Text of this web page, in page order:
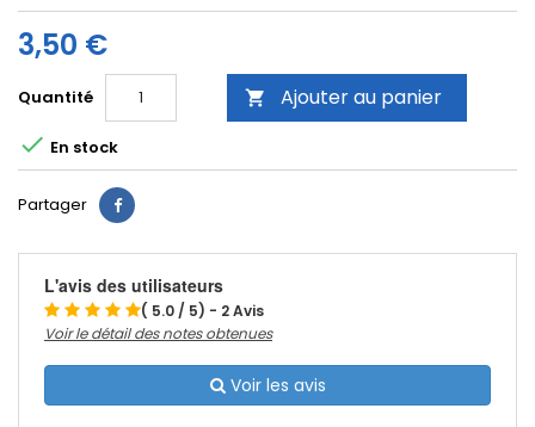
3,50 €
Quantité  Ajouter au panier
 En stock
Partager
L'avis des utilisateurs
( 5.0 / 5) - 2 Avis
Voir le détail des notes obtenues
Voir les avis